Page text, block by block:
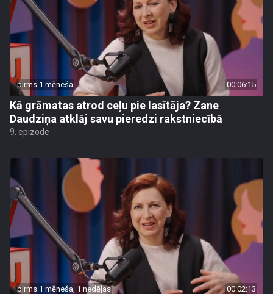
pirms 1 mēneša 00:06:15
Kā grāmatas atrod ceļu pie lasītāja? Zane
Daudziņa atklāj savu pieredzi rakstniecībā
9. epizode
pirms 1 mēneša, 1 nedēļas 00:02:13